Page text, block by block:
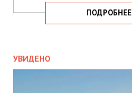
ПОДРОБНЕЕ
УВИДЕНО
ЗАТРИМАЛА